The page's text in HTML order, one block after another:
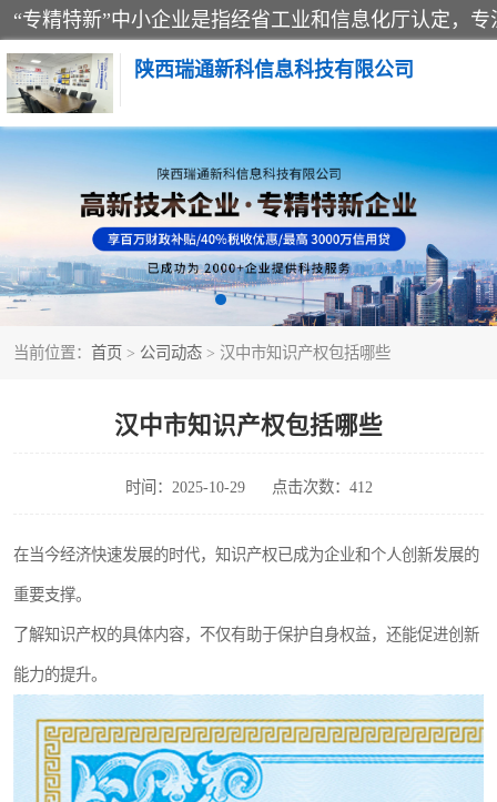
陕西瑞通新科信息科技有限公司
当前位置： 首页 > 公司动态 > 汉中市知识产权包括哪些
汉中市知识产权包括哪些
时间：2025-10-29 点击次数：412
在当今经济快速发展的时代，知识产权已成为企业和个人创新发展的
重要支撑。
了解知识产权的具体内容，不仅有助于保护自身权益，还能促进创新
能力的提升。